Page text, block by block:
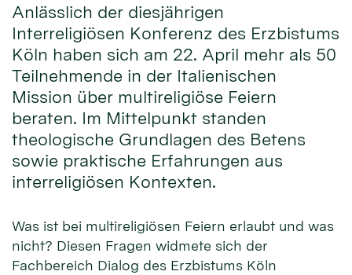
Anlässlich der diesjährigen
Interreligiösen Konferenz des Erzbistums
Köln haben sich am 22. April mehr als 50
Teilnehmende in der Italienischen
Mission über multireligiöse Feiern
beraten. Im Mittelpunkt standen
theologische Grundlagen des Betens
sowie praktische Erfahrungen aus
interreligiösen Kontexten.
Was ist bei multireligiösen Feiern erlaubt und was
nicht? Diesen Fragen widmete sich der
Fachbereich Dialog des Erzbistums Köln